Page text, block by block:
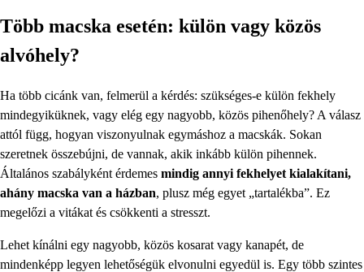
Több macska esetén: külön vagy közös
alvóhely?
Ha több cicánk van, felmerül a kérdés: szükséges-e külön fekhely
mindegyiküknek, vagy elég egy nagyobb, közös pihenőhely? A válasz
attól függ, hogyan viszonyulnak egymáshoz a macskák. Sokan
szeretnek összebújni, de vannak, akik inkább külön pihennek.
Általános szabályként érdemes mindig annyi fekhelyet kialakítani,
ahány macska van a házban, plusz még egyet „tartalékba”. Ez
megelőzi a vitákat és csökkenti a stresszt.
Lehet kínálni egy nagyobb, közös kosarat vagy kanapét, de
mindenképp legyen lehetőségük elvonulni egyedül is. Egy több szintes